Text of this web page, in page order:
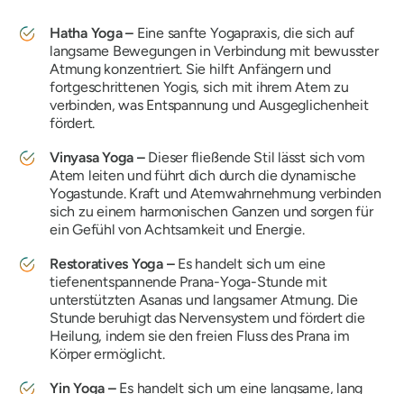
Hatha Yoga – Eine sanfte Yogapraxis, die sich auf
langsame Bewegungen in Verbindung mit bewusster
Atmung konzentriert. Sie hilft Anfängern und
fortgeschrittenen Yogis, sich mit ihrem Atem zu
verbinden, was Entspannung und Ausgeglichenheit
fördert.
Vinyasa Yoga – Dieser fließende Stil lässt sich vom
Atem leiten und führt dich durch die dynamische
Yogastunde. Kraft und Atemwahrnehmung verbinden
sich zu einem harmonischen Ganzen und sorgen für
ein Gefühl von Achtsamkeit und Energie.
Restoratives Yoga – Es handelt sich um eine
tiefenentspannende Prana-Yoga-Stunde mit
unterstützten Asanas und langsamer Atmung. Die
Stunde beruhigt das Nervensystem und fördert die
Heilung, indem sie den freien Fluss des Prana im
Körper ermöglicht.
Yin Yoga – Es handelt sich um eine langsame, lang